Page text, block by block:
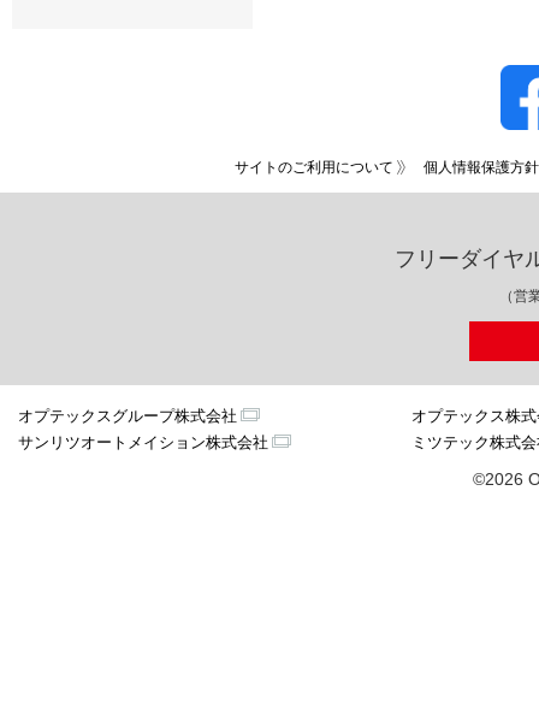
サイトのご利用について 個人情報保護方針
フリーダイヤ
（営
オプテックスグループ株式会社
オプテックス株
サンリツオートメイション株式会社
ミツテック株式
©2026